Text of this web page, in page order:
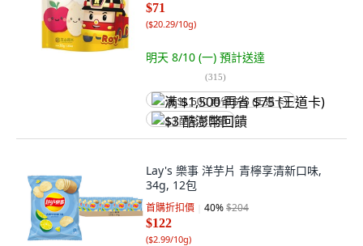
$71
($20.29/10g)
明天 8/10 (一) 預計送達
(315)
满 $1,500 再省 $75 (王道卡)
$3 酷澎幣回饋
Lay's 樂事 洋芋片 青檸享清新口味,
34g, 12包
首購折扣價 40%$204
$122
($2.99/10g)